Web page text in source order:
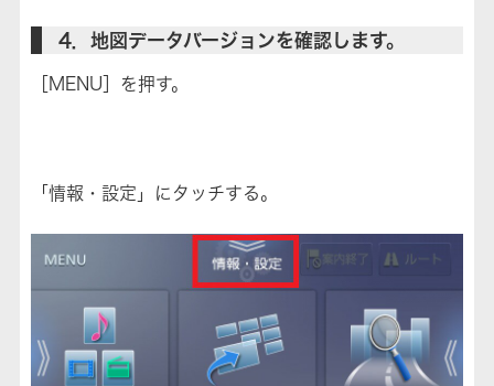
4．地図データバージョンを確認します。
［MENU］を押す。
「情報・設定」にタッチする。